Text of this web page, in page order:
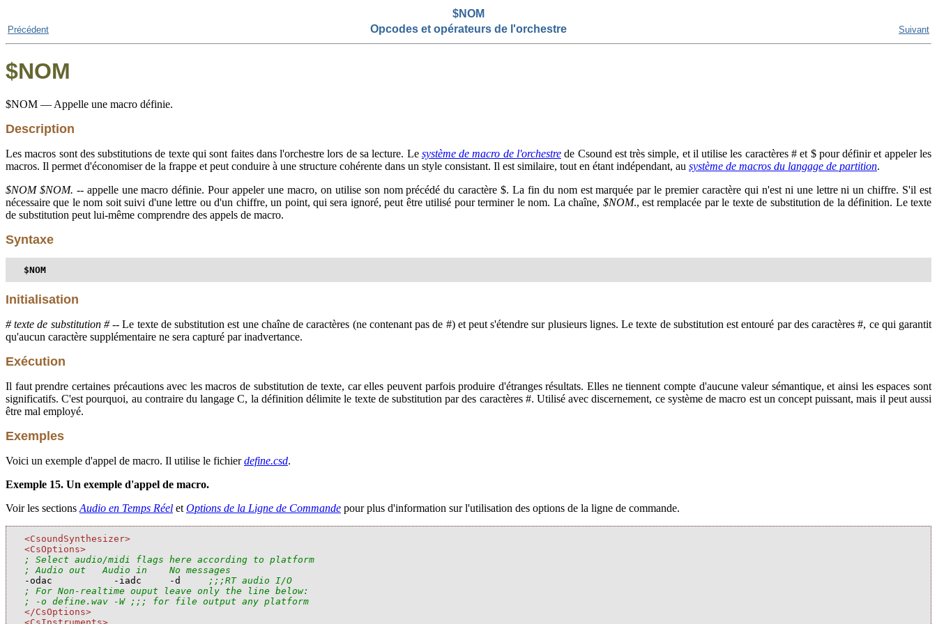
$NOM
Précédent Opcodes et opérateurs de l'orchestre Suivant
$NOM
$NOM — Appelle une macro définie.
Description
Les macros sont des substitutions de texte qui sont faites dans l'orchestre lors de sa lecture. Le système de macro de l'orchestrede Csound est très simple, et il utilise les caractères # et $ pour définir et appeler les
macros. Il permet d'économiser de la frappe et peut conduire à une structure cohérente dans un style consistant. Il est similaire, tout en étant indépendant, au système de macros du langage de partition.
$NOM $NOM. -- appelle une macro définie. Pour appeler une macro, on utilise son nom précédé du caractère $. La fin du nom est marquée par le premier caractère qui n'est ni une lettre ni un chiffre. S'il est
nécessaire que le nom soit suivi d'une lettre ou d'un chiffre, un point, qui sera ignoré, peut être utilisé pour terminer le nom. La chaîne, $NOM., est remplacée par le texte de substitution de la définition. Le texte
de substitution peut lui-même comprendre des appels de macro.
Syntaxe
$NOM
Initialisation
# texte de substitution #-- Le texte de substitution est une chaîne de caractères (ne contenant pas de #) et peut s'étendre sur plusieurs lignes. Le texte de substitution est entouré par des caractères #, ce qui garantit
qu'aucun caractère supplémentaire ne sera capturé par inadvertance.
Exécution
Il faut prendre certaines précautions avec les macros de substitution de texte, car elles peuvent parfois produire d'étranges résultats. Elles ne tiennent compte d'aucune valeur sémantique, et ainsi les espaces sont
significatifs. C'est pourquoi, au contraire du langage C, la définition délimite le texte de substitution par des caractères #. Utilisé avec discernement, ce système de macro est un concept puissant, mais il peut aussi
être mal employé.
Exemples
Voici un exemple d'appel de macro. Il utilise le fichierdefine.csd.
Exemple 15. Un exemple d'appel de macro.
Voir les sections Audio en Temps Réel et Options de la Ligne de Commande pour plus d'information sur l'utilisation des options de la ligne de commande.
<CsoundSynthesizer>
<CsOptions>
; Select audio/midi flags here according to platform
; Audio out   Audio in    No messages
-odac           -iadc     -d
;;;RT audio I/O
; For Non-realtime ouput leave only the line below:
; -o define.wav -W ;;; for file output any platform
</CsOptions>